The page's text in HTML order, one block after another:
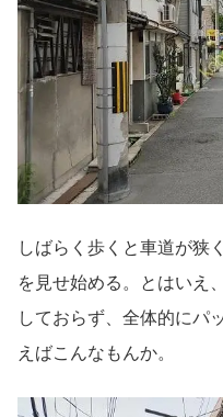
しばらく歩くと車道が狭
を見せ始める。とはいえ
しておらず、全体的にパ
えばこんなもんか。